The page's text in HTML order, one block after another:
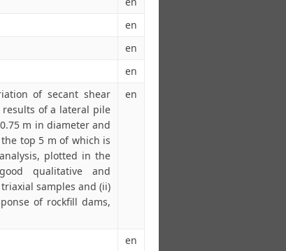
en
en
en
of secant shear
of a lateral pile
m in diameter and
top 5 m of which is
plotted in the
qualitative and
samples and (ii)
of rockfill dams,
en
en